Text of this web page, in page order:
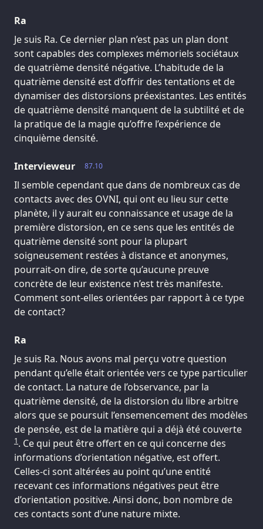
Ra
Je suis Ra. Ce dernier plan n’est pas un plan dont
sont capables des complexes mémoriels sociétaux
de quatrième densité négative. L’habitude de la
quatrième densité est d’offrir des tentations et de
dynamiser des distorsions préexistantes. Les entités
de quatrième densité manquent de la subtilité et de
la pratique de la magie qu’offre l’expérience de
cinquième densité.
87.10
Intervieweur
Il semble cependant que dans de nombreux cas de
contacts avec des OVNI, qui ont eu lieu sur cette
planète, il y aurait eu connaissance et usage de la
première distorsion, en ce sens que les entités de
quatrième densité sont pour la plupart
soigneusement restées à distance et anonymes,
pourrait-on dire, de sorte qu’aucune preuve
concrète de leur existence n’est très manifeste.
Comment sont-elles orientées par rapport à ce type
de contact?
Ra
Je suis Ra. Nous avons mal perçu votre question
pendant qu’elle était orientée vers ce type particulier
de contact. La nature de l’observance, par la
quatrième densité, de la distorsion du libre arbitre
alors que se poursuit l’ensemencement des modèles
de pensée, est de la matière qui a déjà été couverte
1. Ce qui peut être offert en ce qui concerne des
informations d’orientation négative, est offert.
Celles-ci sont altérées au point qu’une entité
recevant ces informations négatives peut être
d’orientation positive. Ainsi donc, bon nombre de
ces contacts sont d’une nature mixte.